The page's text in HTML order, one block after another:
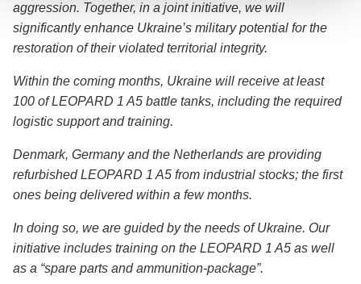
aggression. Together, in a joint initiative, we will
significantly enhance Ukraine’s military potential for the
restoration of their violated territorial integrity.
Within the coming months, Ukraine will receive at least
100 of LEOPARD 1 A5 battle tanks, including the required
logistic support and training.
Denmark, Germany and the Netherlands are providing
refurbished LEOPARD 1 A5 from industrial stocks; the first
ones being delivered within a few months.
In doing so, we are guided by the needs of Ukraine. Our
initiative includes training on the LEOPARD 1 A5 as well
as a “spare parts and ammunition-package”.